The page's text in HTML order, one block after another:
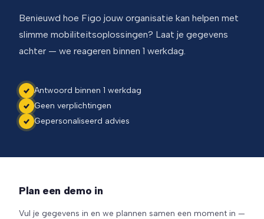
Benieuwd hoe Figo jouw organisatie kan helpen met
slimme mobiliteitsoplossingen? Laat je gegevens
achter — we reageren binnen 1 werkdag.
Antwoord binnen 1 werkdag
Geen verplichtingen
Gepersonaliseerd advies
Plan een demo in
Vul je gegevens in en we plannen samen een moment in —